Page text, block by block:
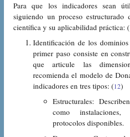
Para que los indicadores sean
siguiendo un proceso estructurado
científica y su aplicabilidad práctica: (
Identificación de los
primer paso consiste en
que articule las
recomienda el modelo de
indicadores en tres tipos: (12)
Estructurales:
como
protocolos disponibles.